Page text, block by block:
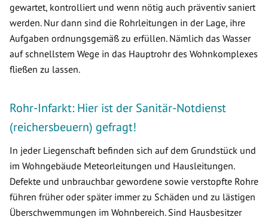
gewartet, kontrolliert und wenn nötig auch präventiv saniert
werden. Nur dann sind die Rohrleitungen in der Lage, ihre
Aufgaben ordnungsgemäß zu erfüllen. Nämlich das Wasser
auf schnellstem Wege in das Hauptrohr des Wohnkomplexes
fließen zu lassen.
Rohr-Infarkt: Hier ist der Sanitär-Notdienst
(reichersbeuern) gefragt!
In jeder Liegenschaft befinden sich auf dem Grundstück und
im Wohngebäude Meteorleitungen und Hausleitungen.
Defekte und unbrauchbar gewordene sowie verstopfte Rohre
führen früher oder später immer zu Schäden und zu lästigen
Überschwemmungen im Wohnbereich. Sind Hausbesitzer